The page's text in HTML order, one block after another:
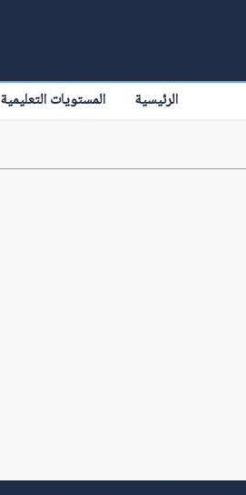
الرئيسية المستويات التعليمية